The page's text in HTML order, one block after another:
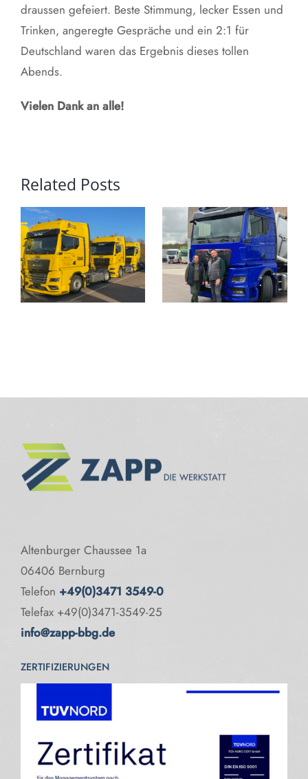
draussen gefeiert. Beste Stimmung, lecker Essen und
Trinken, angeregte Gespräche und ein 2:1 für
Deutschland waren das Ergebnis dieses tollen
Abends.
Vielen Dank an alle!
Related Posts
Altenburger Chaussee 1a
06406 Bernburg
Telefon +49(0)3471 3549-0
Telefax +49(0)3471-3549-25
info@zapp-bbg.de
ZERTIFIZIERUNGEN